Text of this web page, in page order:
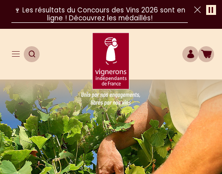
🍷 Les résultats du Concours des Vins 2026 sont en
ligne ! Découvrez les médaillés!
Ouvrir le menu de navigation
OUVRIR LA RECHERCHE
Unis par nos engagements, libres par
COMPTE